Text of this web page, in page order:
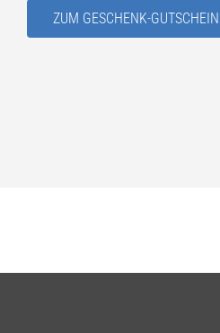
ZUM GESCHENK-GUTSCHEIN